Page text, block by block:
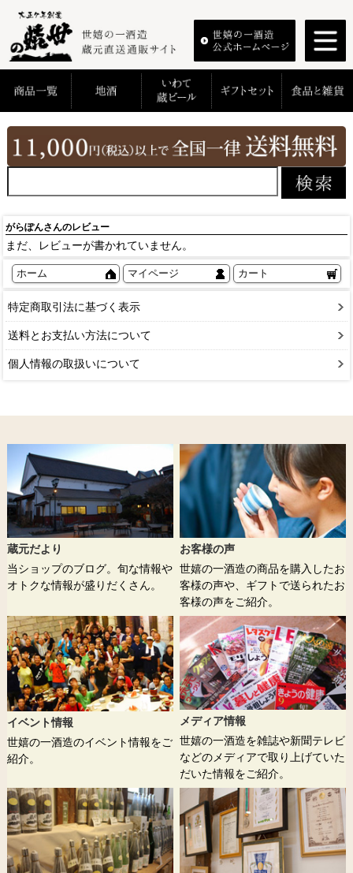
がらぽんさんのレビュー
まだ、レビューが書かれていません。
ホーム マイページ カート
特定商取引法に基づく表示
送料とお支払い方法について
個人情報の取扱いについて
蔵元だより
当ショップのブログ。旬な情報や
オトクな情報が盛りだくさん。
お客様の声
世嬉の一酒造の商品を購入したお
客様の声や、ギフトで送られたお
客様の声をご紹介。
イベント情報
世嬉の一酒造のイベント情報をご
紹介。
メディア情報
世嬉の一酒造を雑誌や新聞テレビ
などのメディアで取り上げていた
だいた情報をご紹介。